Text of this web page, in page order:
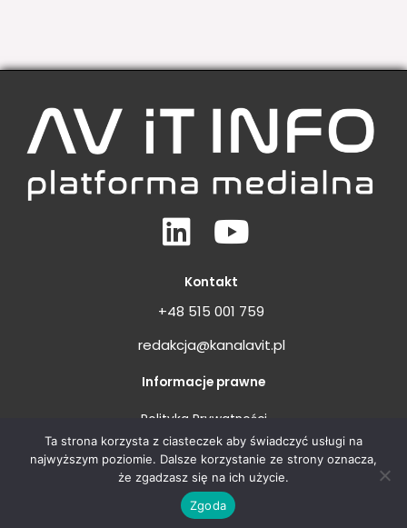
LinkedinYoutube
Kontakt
+48 515 001 759
redakcja@kanalavit.pl
Informacje prawne
Polityka Prywatności
Regulamin
Copyright © 2026 AV iT INFO
Ta strona korzysta z ciasteczek aby świadczyć usługi na
najwyższym poziomie. Dalsze korzystanie ze strony oznacza,
że zgadzasz się na ich użycie.
Zgoda